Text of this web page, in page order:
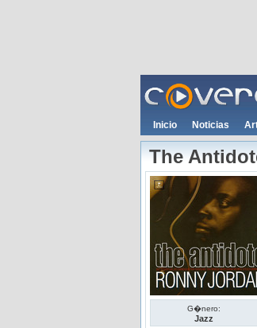
Inicio Noticias
The
G�nero:
Jazz